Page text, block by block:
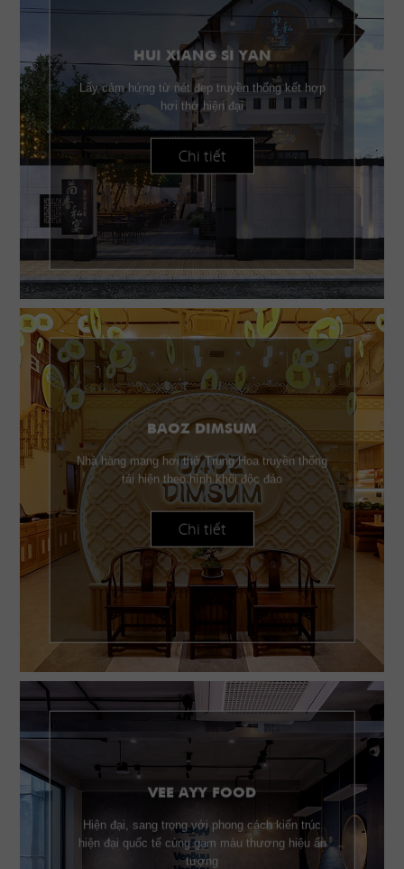
HUI XIANG SI YAN
Lấy cảm hứng từ nét đẹp truyền thống kết hợp
hơi thở hiện đại
Chi tiết
BAOZ DIMSUM
Nhà hàng mang hơi thở Trung Hoa truyền thống
tái hiện theo hình khối độc đáo
Chi tiết
VEE AYY FOOD
Hiện đại, sang trọng với phong cách kiến trúc
hiện đại quốc tế cùng gam màu thương hiệu ấn
tượng